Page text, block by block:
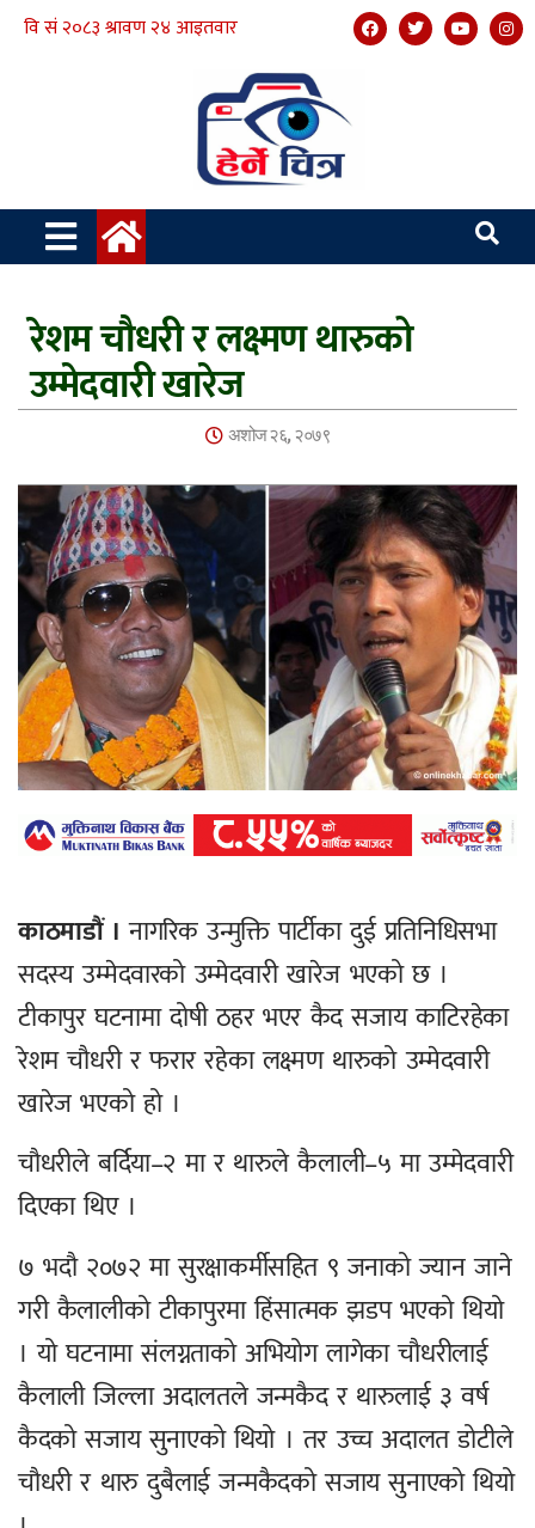
रेशम चौधरी र लक्ष्मण थारुको
उम्मेदवारी खारेज
अशोज २६, २०७९
काठमाडौं । नागरिक उन्मुक्ति पार्टीका दुई प्रतिनिधिसभा
सदस्य उम्मेदवारको उम्मेदवारी खारेज भएको छ ।
टीकापुर घटनामा दोषी ठहर भएर कैद सजाय काटिरहेका
रेशम चौधरी र फरार रहेका लक्ष्मण थारुको उम्मेदवारी
खारेज भएको हो ।
चौधरीले बर्दिया–२ मा र थारुले कैलाली–५ मा उम्मेदवारी
दिएका थिए ।
७ भदौ २०७२ मा सुरक्षाकर्मीसहित ९ जनाको ज्यान जाने
गरी कैलालीको टीकापुरमा हिंसात्मक झडप भएको थियो
। यो घटनामा संलग्नताको अभियोग लागेका चौधरीलाई
कैलाली जिल्ला अदालतले जन्मकैद र थारुलाई ३ वर्ष
कैदको सजाय सुनाएको थियो । तर उच्च अदालत डोटीले
चौधरी र थारु दुबैलाई जन्मकैदको सजाय सुनाएको थियो